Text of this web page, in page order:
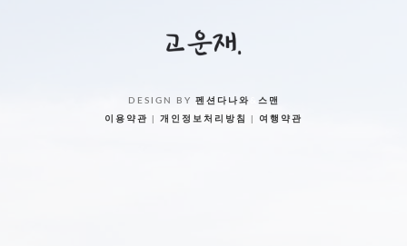
DESIGN BY 펜션다나와
스맨
이용약관
개인정보처리방침 여행약관